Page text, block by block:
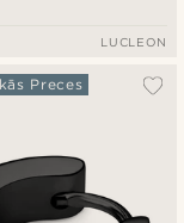
LUCLEON
Preces